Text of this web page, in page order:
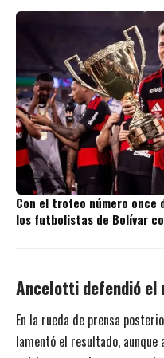
Con el trofeo número once
los futbolistas de Bolívar
Ancelotti defendió el
En la rueda de prensa
lamentó el resultado,